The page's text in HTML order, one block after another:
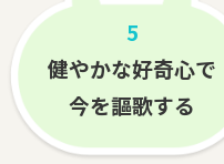
5
健やかな好奇心で
今を謳歌する